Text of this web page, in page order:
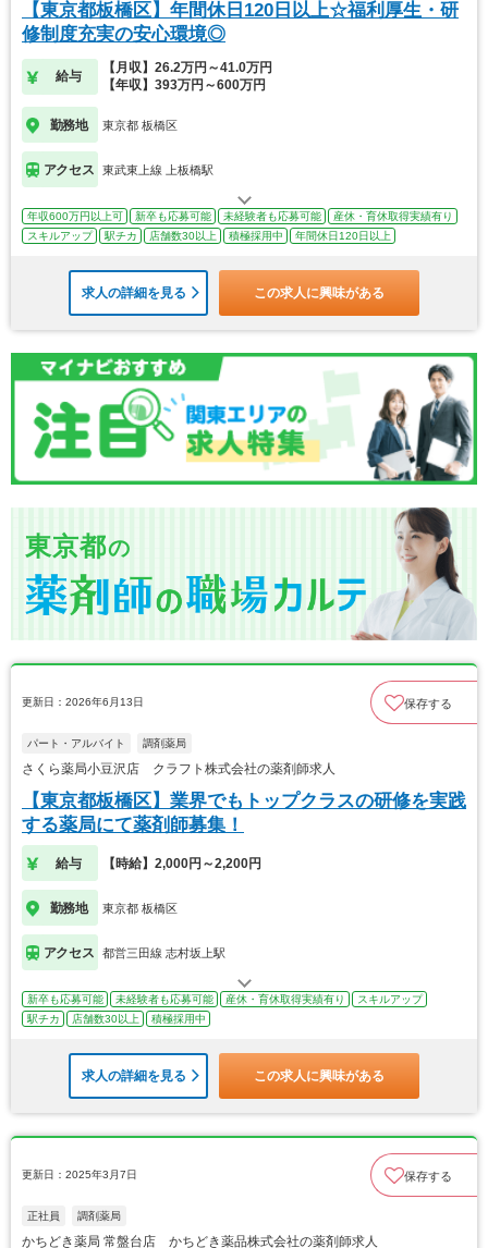
【東京都板橋区】年間休日120日以上☆福利厚生・研
修制度充実の安心環境◎
給与
【月収】26.2万円～41.0万円
【年収】393万円～600万円
勤務地 東京都 板橋区
アクセス 東武東上線 上板橋駅
年収600万円以上可 新卒も応募可能 未経験者も応募可能
産休・育休取得実績有り
スキルアップ
駅チカ 店舗数30以上 積極採用中 年間休日120日以上
求人の詳細を見る この求人に興味がある
東京都の
更新日：2026年6月13日 保存する
パート・アルバイト 調剤薬局
さくら薬局小豆沢店 クラフト株式会社の薬剤師求人
【東京都板橋区】業界でもトップクラスの研修を実践
する薬局にて薬剤師募集！
給与 【時給】2,000円～2,200円
勤務地 東京都 板橋区
アクセス 都営三田線 志村坂上駅
新卒も応募可能 未経験者も応募可能 産休・育休取得実績有り
スキルアップ
駅チカ
店舗数30以上 積極採用中
求人の詳細を見る この求人に興味がある
更新日：2025年3月7日 保存する
正社員 調剤薬局
かちどき薬局 常盤台店 かちどき薬品株式会社の薬剤師求人